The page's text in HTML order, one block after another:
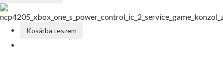
Kosárba teszem